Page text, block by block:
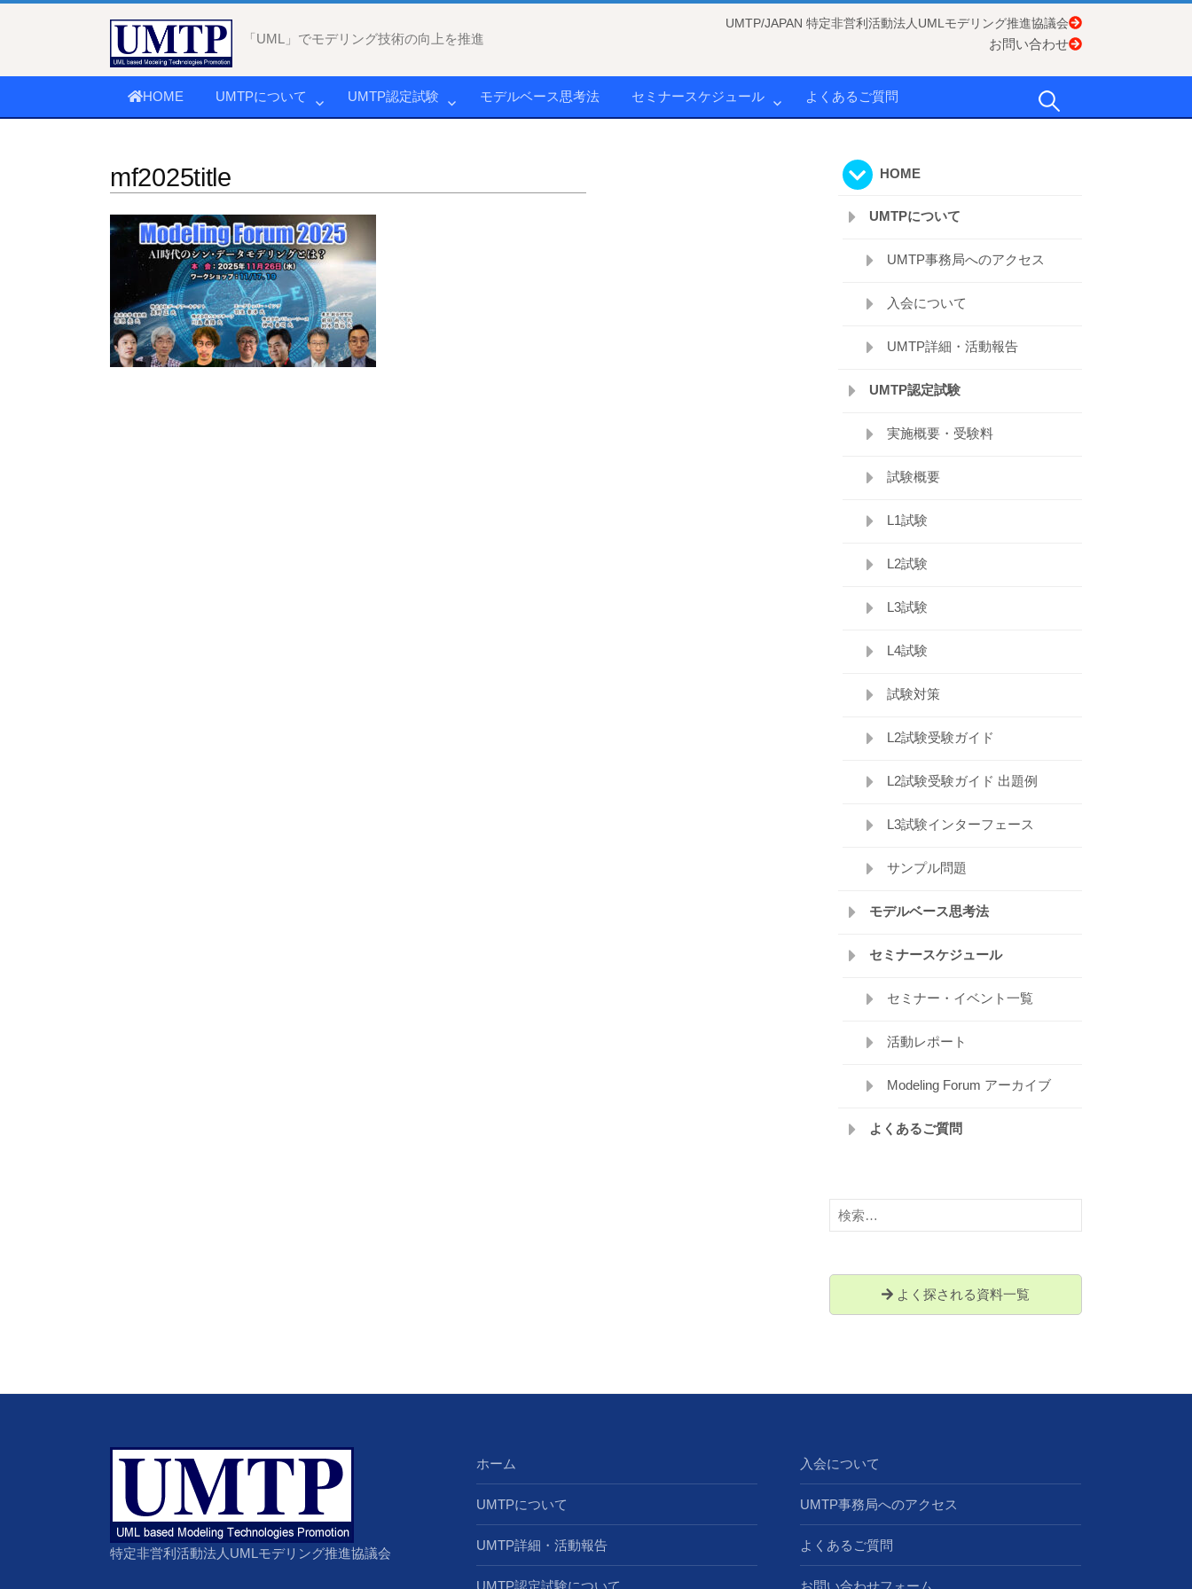
「UML」でモデリング技術の向上を推進
UMTP/JAPAN 特定非営利活動法人UMLモデリング推進協議会
お問い合わせ
HOME UMTPについて UMTP認定試験 モデルベース思考法 セミナースケジュール よくあるご質問 検
mf2025title HOME
UMTPについて
UMTP事務局へのアクセス
入会について
UMTP詳細・活動報告
UMTP認定試験
実施概要・受験料
試験概要
L1試験
L2試験
L3試験
L4試験
試験対策
L2試験受験ガイド
L2試験受験ガイド 出題例
L3試験インターフェース
サンプル問題
モデルベース思考法
セミナースケジュール
セミナー・イベント一覧
活動レポート
Modeling Forum アーカイブ
よくあるご質問
検
索:
よく探される資料一覧
特定非営利活動法人UMLモデリング推進協議会
ホーム
UMTPについて
UMTP詳細・活動報告
UMTP認定試験について
入会について
UMTP事務局へのアクセス
よくあるご質問
お問い合わせフォーム